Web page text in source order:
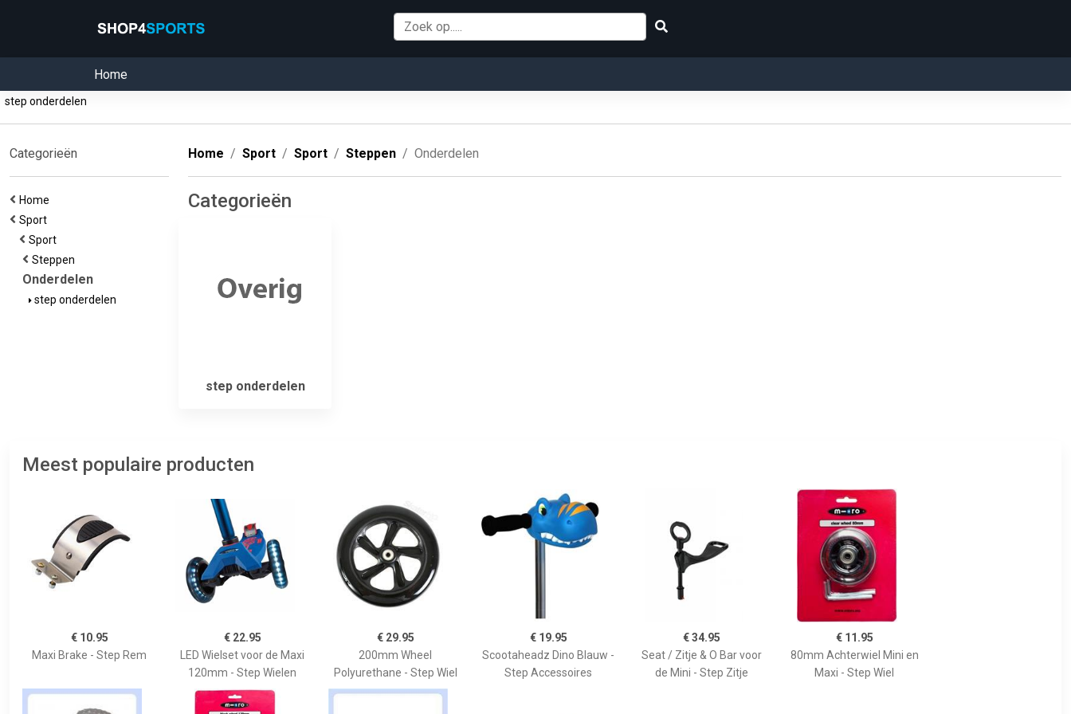
Home
step onderdelen
Categorieën
Home
Sport
Sport
Steppen
Onderdelen
step onderdelen
Home Sport Sport Steppen Onderdelen
Categorieën
step onderdelen
Meest populaire producten
€ 10.95
Maxi Brake - Step Rem
€ 22.95
LED Wielset voor de Maxi
120mm - Step Wielen
€ 29.95
200mm Wheel
Polyurethane - Step Wiel
€ 19.95
Scootaheadz Dino Blauw -
Step Accessoires
€ 34.95
Seat / Zitje & O Bar voor
de Mini - Step Zitje
€ 11.95
80mm Achterwiel Mini en
Maxi - Step Wiel